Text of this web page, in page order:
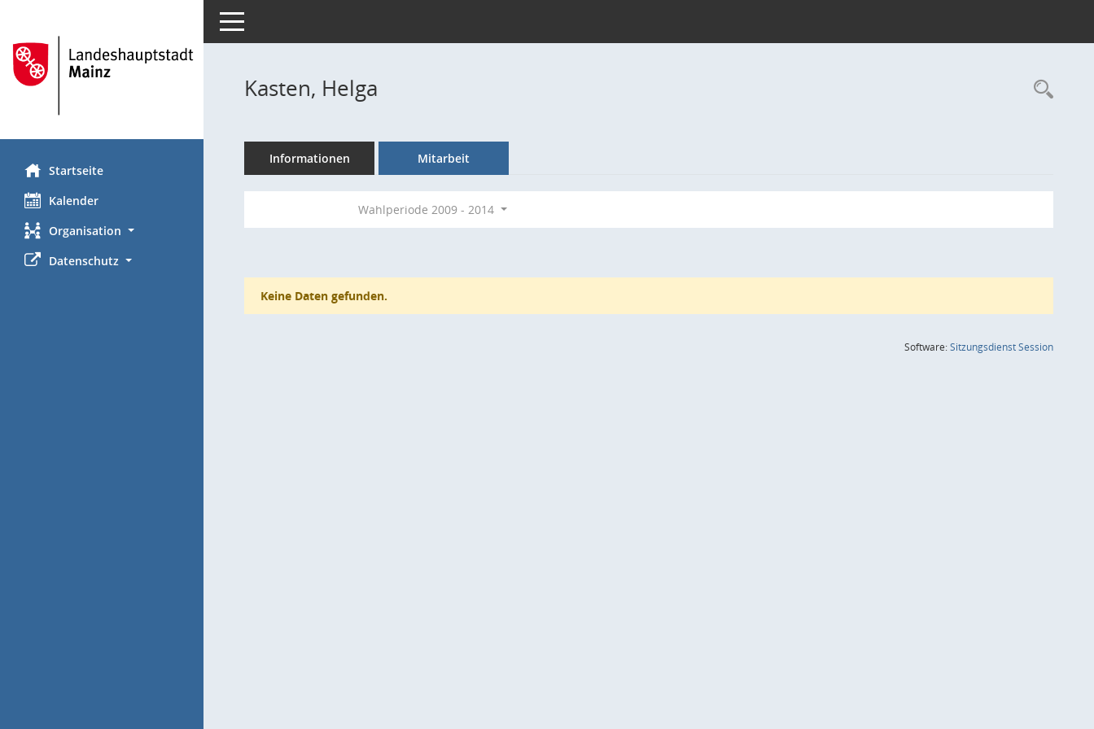
Startseite
Kalender
Organisation
Datenschutz
Toggle navigation
Kasten, Helga
Informationen Mitarbeit
Wahlperiode 2009 - 2014
Keine Daten gefunden.
Software:SitzungsdienstSession(Wird in